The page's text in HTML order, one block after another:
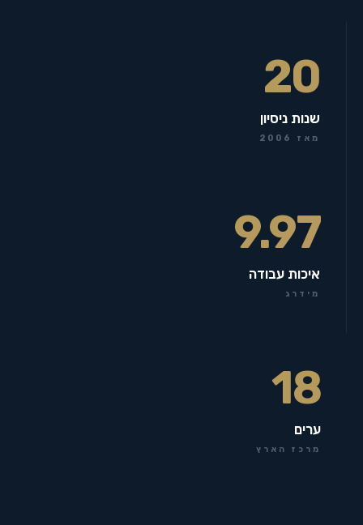
20
שנות ניסיון
מאז 2006
9.97
איכות עבודה
מידרג
18
ערים
מרכז הארץ